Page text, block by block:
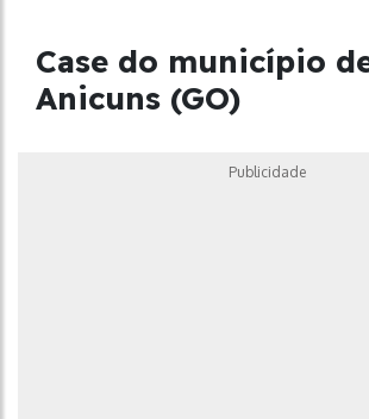
Case do município
Anicuns (GO)
Publicidade